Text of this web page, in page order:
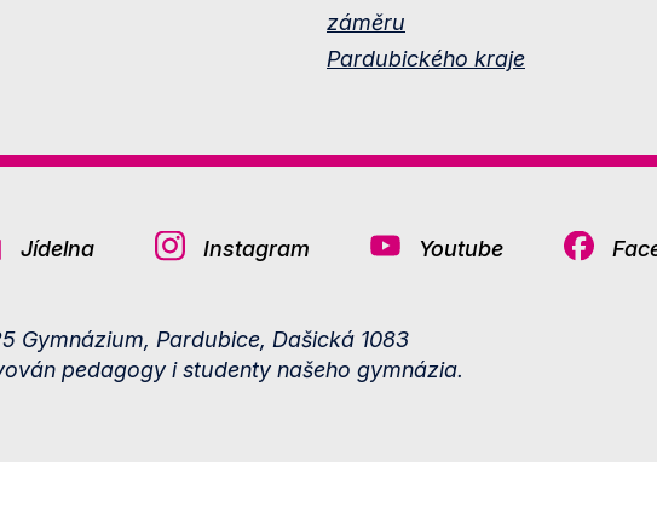
záměru
Pardubického kraje
Jídelna Instagram Youtube
Gymnázium, Pardubice, Dašická 1083
pedagogy i studenty našeho gymnázia.